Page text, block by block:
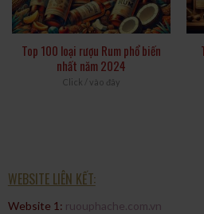
Top 100 loại rượu Rum phổ biến
nhất năm 2024
Click / vào đây
WEBSITE LIÊN KẾT:
Website 1: ruouphache.com.vn